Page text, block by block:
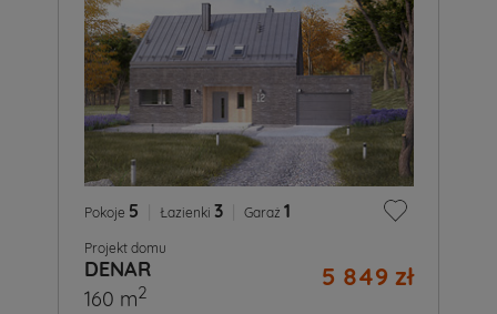
Pokoje 5 Łazienki 3 Garaż 1
Projekt domu
DENAR 5 849 zł
160 m2